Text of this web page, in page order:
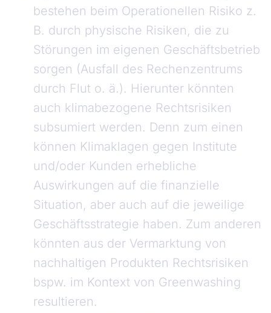
bestehen beim Operationellen Risiko z.
B. durch physische Risiken, die zu
Störungen im eigenen Geschäftsbetrieb
sorgen (Ausfall des Rechenzentrums
durch Flut o. ä.). Hierunter könnten
auch klimabezogene Rechtsrisiken
subsumiert werden. Denn zum einen
können Klimaklagen gegen Institute
und/oder Kunden erhebliche
Auswirkungen auf die finanzielle
Situation, aber auch auf die jeweilige
Geschäftsstrategie haben. Zum anderen
könnten aus der Vermarktung von
nachhaltigen Produkten Rechtsrisiken
bspw. im Kontext von Greenwashing
resultieren.